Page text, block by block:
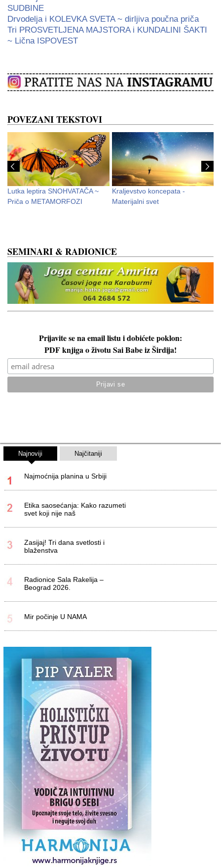
SUDBINE
Drvodelja i KOLEVKA SVETA ~ dirljiva poučna priča
Tri PROSVETLJENA MAJSTORA i KUNDALINI ŠAKTI
~ Lična ISPOVEST
POVEZANI TEKSTOVI
Lutka leptira SNOHVATAČA ~
Priča o METAMORFOZI
Kraljevstvo koncepata -
Materijalni svet
SEMINARI & RADIONICE
Prijavite se na email listu i dobićete poklon:
PDF knjiga o životu Sai Babe iz Širdija!
Najnoviji Najčitaniji
Najmoćnija planina u Srbiji
Etika saosećanja: Kako razumeti
svet koji nije naš
Zasijaj! Tri dana svetlosti i
blaženstva
Radionice Sala Rakelija –
Beograd 2026.
Mir počinje U NAMA